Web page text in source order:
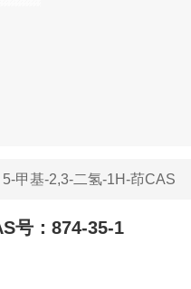
甲基-2,3-二氢-1H-茚CAS
号：874-35-1